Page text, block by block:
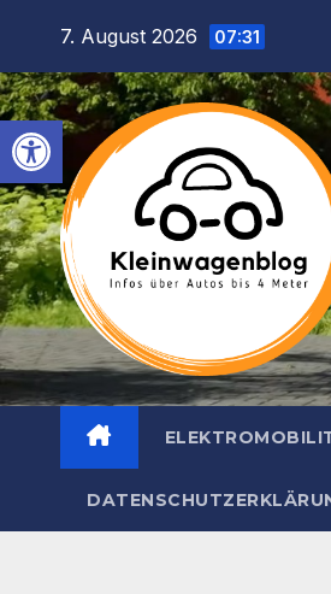
Werkzeugleiste
springen
springen
7. August 2026 07:31